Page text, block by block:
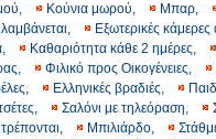
Κούνια μωρού, Μπαρ,
Εξωτερικές
Καθαριότητα κάθε 2 ημέρες,
Φιλικό προς Οικογένειες,
Ελληνικές βραδιές,
Σαλόνι με τηλεόραση,
Μπιλιάρδο,